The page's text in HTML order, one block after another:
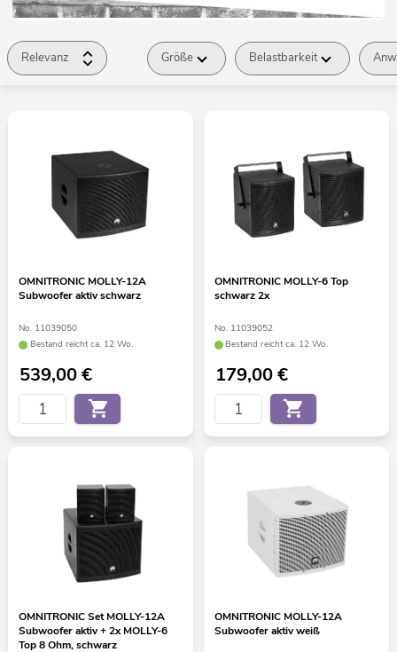
Relevanz Größe Belastbarkeit
OMNITRONIC MOLLY-12A
Subwoofer aktiv schwarz
No. 11039050
Bestand reicht ca. 12 Wo.
539,00€
OMNITRONIC MOLLY-6 Top
schwarz 2x
No. 11039052
Bestand reicht ca. 12 Wo.
179,00€
OMNITRONIC Set MOLLY-12A
Subwoofer aktiv + 2x MOLLY-6
Top 8 Ohm, schwarz
OMNITRONIC MOLLY-12A
Subwoofer aktiv weiß